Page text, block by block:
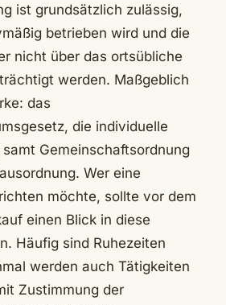
ist grundsätzlich zulässig,
betrieben wird und die
nicht über das ortsübliche
werden. Maßgeblich
das
die individuelle
Gemeinschaftsordnung
Wer eine
möchte, sollte vor dem
einen Blick in diese
Häufig sind Ruhezeiten
werden auch Tätigkeiten
Zustimmung der